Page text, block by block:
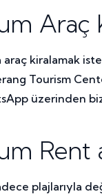
Araç
kiralamak
Tourism
üzerinden
Rent
plajlarıyla